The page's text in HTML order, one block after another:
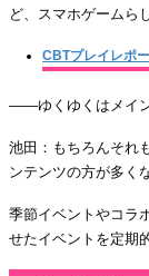
ど、スマホゲームら
CBTプレイレポ
――ゆくゆくはメイ
池田：もちろんそれ
ンテンツの方が多く
季節イベントやコラ
せたイベントを定期